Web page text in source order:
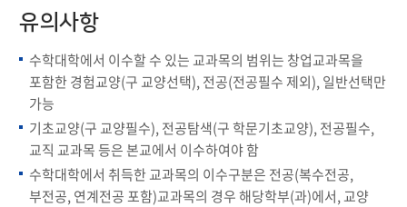
유의사항
수학대학에서 이수할 수 있는 교과목의 범위는 창업교과목을
포함한 경험교양(구 교양선택), 전공(전공필수 제외), 일반선택만
가능
기초교양(구 교양필수), 전공탐색(구 학문기초교양), 전공필수,
교직 교과목 등은 본교에서 이수하여야 함
수학대학에서 취득한 교과목의 이수구분은 전공(복수전공,
부전공, 연계전공 포함)교과목의 경우 해당학부(과)에서, 교양